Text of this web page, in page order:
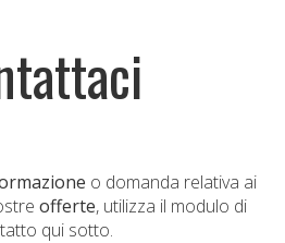
o domanda relativa ai
offerte, utilizza il modulo di
qui sotto.